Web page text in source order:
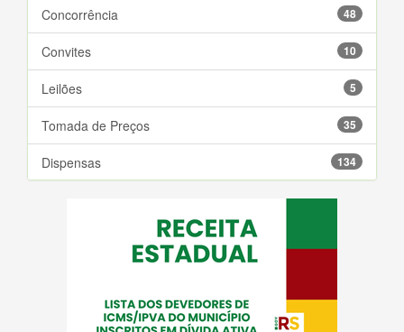
48
Concorrência
10
Convites
5
Leilões
35
Tomada de Preços
134
Dispensas
Pregões Presenciais